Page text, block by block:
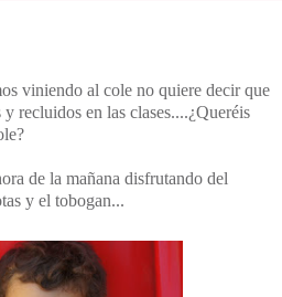
viniendo al cole no quiere decir que
recluidos en las clases....¿Queréis
de la mañana disfrutando del
y el tobogan...